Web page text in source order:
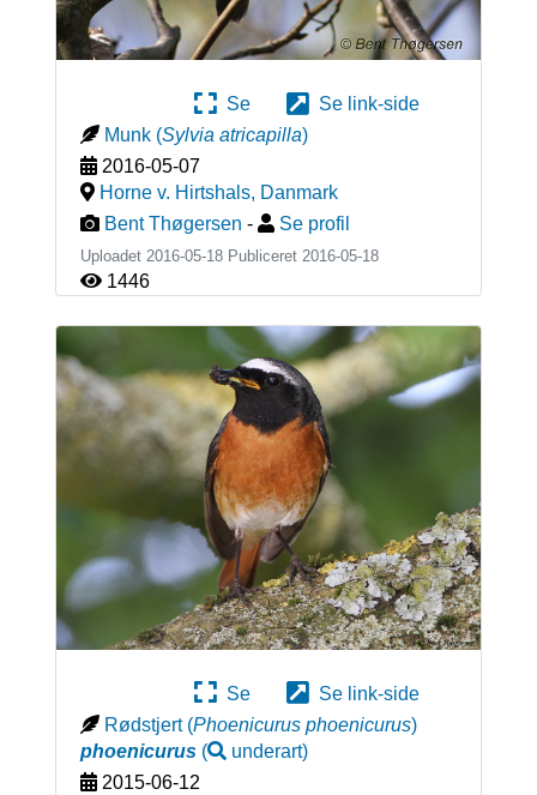
Se
Se link-side
Munk (Sylvia atricapilla)
2016-05-07
Horne v. Hirtshals, Danmark
Bent Thøgersen - Se profil
Uploadet 2016-05-18 Publiceret 2016-05-18
1446
Se
Se link-side
Rødstjert (Phoenicurus phoenicurus)
phoenicurus( underart)
2015-06-12